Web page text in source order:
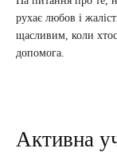
рухає любов і
щасливим, коли
допомога.
Активна